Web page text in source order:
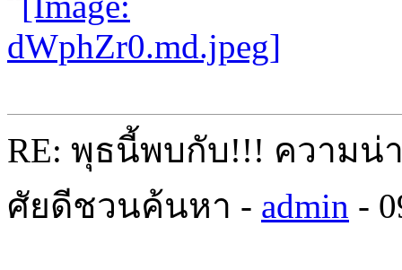
RE: พุธนี้พบกับ!!! ความน่
ศัยดีชวนค้นหา - admin -